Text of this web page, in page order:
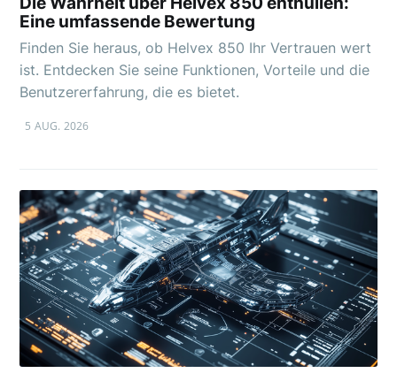
Eine umfassende Bewertung
Finden Sie heraus, ob Helvex 850 Ihr Vertrauen wert
ist. Entdecken Sie seine Funktionen, Vorteile und die
Benutzererfahrung, die es bietet.
5 AUG. 2026